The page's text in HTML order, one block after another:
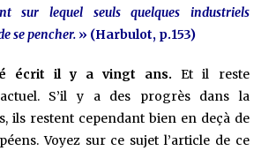
sur lequel seuls quelques industriels
se pencher. » (Harbulot, p.153)
écrit il y a vingt ans. Et il reste
actuel. S’il y a des progrès dans la
ils restent cependant bien en deçà de
Voyez sur ce sujet l’article de ce